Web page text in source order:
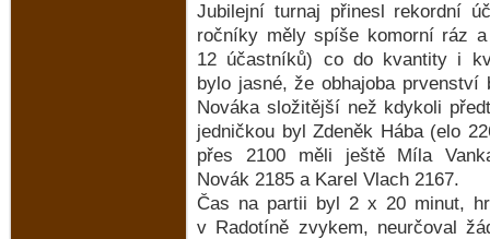
Jubilejní turnaj přinesl rekordní
ročníky měly spíše komorní ráz
12 účastníků) co do kvantity i
bylo jasné, že obhajoba prvenství
Nováka složitější než kdykoli
jedničkou byl Zdeněk Hába (elo
přes 2100 měli ještě Míla
Novák 2185 a Karel Vlach 2167.
Čas na partii byl 2 x 20 minut,
v Radotíně zvykem, neurčoval